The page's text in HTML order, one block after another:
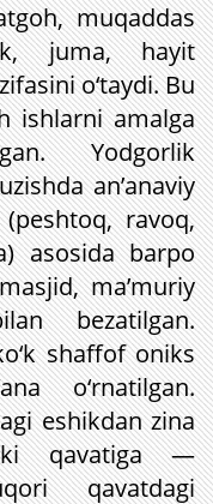
muqaddas
juma, hayit
o‘taydi. Bu
ishlarni amalga
Yodgorlik
an’anaviy
ravoq,
asosida barpo
ma’muriy
bezatilgan.
shaffof oniks
o‘rnatilgan.
eshikdan zina
qavatiga —
qavatdagi